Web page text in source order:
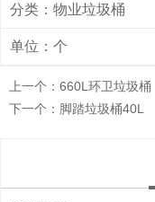
分类： 物业垃圾桶
单位：个
上一个： 660L环卫垃圾桶
下一个： 脚踏垃圾桶40L